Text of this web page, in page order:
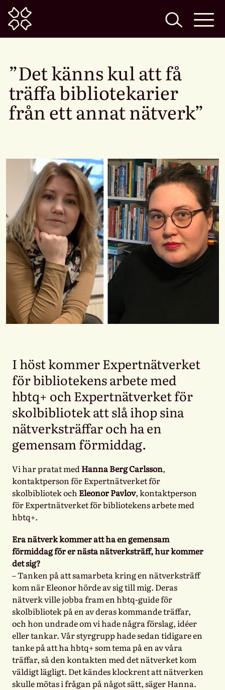
Home
”Det känns kul att få
träffa bibliotekarier
från ett annat nätverk”
I höst kommer Expertnätverket
för bibliotekens arbete med
hbtq+ och Expertnätverket för
skolbibliotek att slå ihop sina
nätverksträffar och ha en
gemensam förmiddag.
Vi har pratat medHanna Berg Carlsson,
kontaktperson för Expertnätverket för
skolbibliotek och Eleonor Pavlov, kontaktperson
för Expertnätverket för bibliotekens arbete med
hbtq+.
Era nätverk kommer att ha en gemensam
förmiddag för er nästa nätverksträff, hur kommer
det sig?
– Tanken på att samarbeta kring en nätverksträff
kom när Eleonor hörde av sig till mig. Deras
nätverk ville jobba fram en hbtq-guide för
skolbibliotek på en av deras kommande träffar,
och hon undrade om vi hade några förslag, idéer
eller tankar. Vår styrgrupp hade sedan tidigare en
tanke på att ha hbtq+ som tema på en av våra
träffar, så den kontakten med det nätverket kom
väldigt lägligt. Det kändes klockrent att nätverken
skulle mötas i frågan på något sätt, säger Hanna.